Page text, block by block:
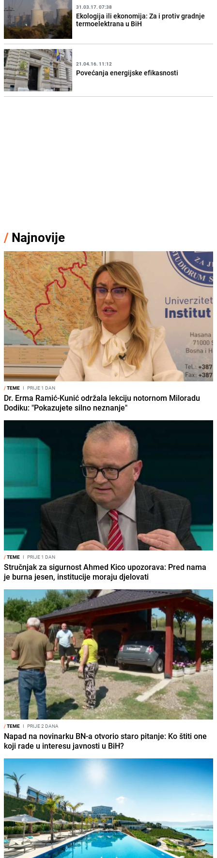
31.03.17. 07:38
Ekologija ili ekonomija: Za i protiv gradnje
termoelektrana u BiH
21.04.16. 11:12
Povećanja energijske efikasnosti
/ Najnovije
/TEME I PRIJE 1 DAN
Dr. Erma Ramić-Kunić održala lekciju notornom Miloradu
Dodiku: "Pokazujete silno neznanje"
/TEME I PRIJE 1 DAN
Stručnjak za sigurnost Ahmed Kico upozorava: Pred nama
je burna jesen, institucije moraju djelovati
/TEME I PRIJE 2 DANA
Napad na novinarku BN-a otvorio staro pitanje: Ko štiti one
koji rade u interesu javnosti u BiH?